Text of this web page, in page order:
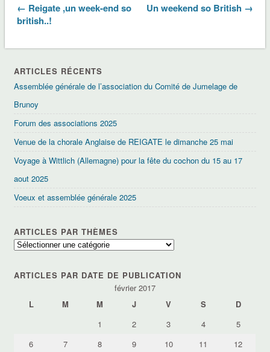
← Reigate ,un week-end so
british..!
Un weekend so British →
ARTICLES RÉCENTS
Assemblée générale de l’association du Comité de Jumelage de
Brunoy
Forum des associations 2025
Venue de la chorale Anglaise de REIGATE le dimanche 25 mai
Voyage à Wittlich (Allemagne) pour la fête du cochon du 15 au 17
aout 2025
Voeux et assemblée générale 2025
ARTICLES PAR THÈMES
Articles
ARTICLES PAR DATE DE PUBLICATION
février 2017
L
M M J V S
D
1
2 3 4
5
6
7 8 9 10 11 12